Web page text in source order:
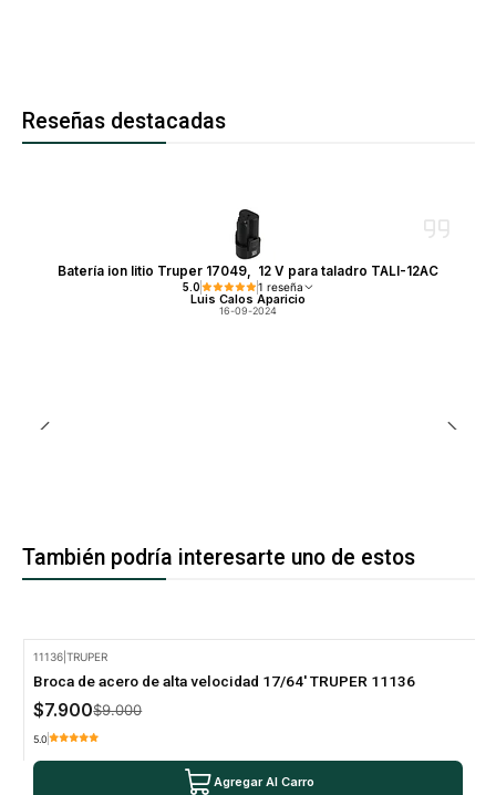
Reseñas destacadas
Batería ion litio Truper 17049, 12 V para taladro TALI-12AC
5.0 1 reseña
Luis Calos Aparicio
16-09-2024
También podría interesarte uno de estos
11136 |TRUPER
Broca de acero de alta velocidad 17/64' TRUPER 11136
$7.900$9.000
5.0
Agregar Al Carro